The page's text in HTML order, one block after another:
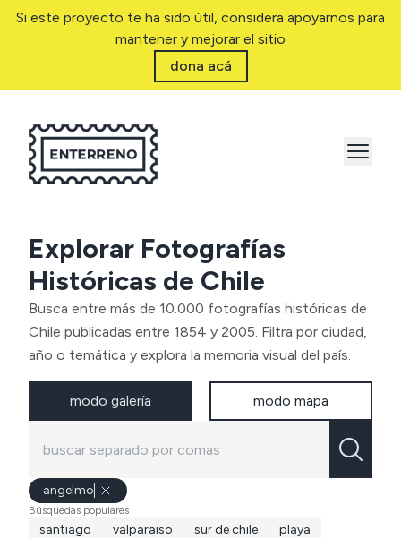
Si este proyecto te ha sido útil, considera apoyarnos para
mantener y mejorar el sitio
dona acá
Explorar Fotografías
Históricas de Chile
Busca entre más de 10.000 fotografías históricas de
Chile publicadas entre 1854 y 2005. Filtra por ciudad,
año o temática y explora la memoria visual del país.
modo galería modo mapa
angelmo
Búsquedas populares
santiago valparaiso sur de chile
playa